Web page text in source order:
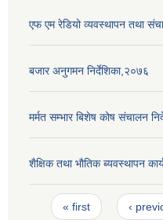
एफ एम रेडियो व्यवस्थापन तथा
बजार अनुगमन निर्देशिका,२०७६
मर्मत सम्भार बिशेष कोष संचालन
शैक्षिक तथा भाैतिक ब्यवस्थापन
Pages
« first ‹